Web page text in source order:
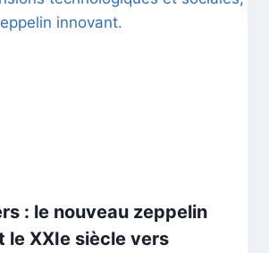
: le nouveau zeppelin
le XXIe siècle vers